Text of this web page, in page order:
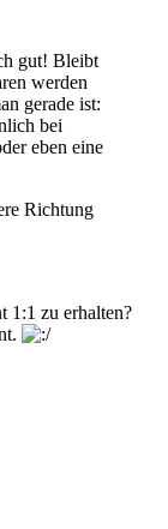
gut! Bleibt
werden
gerade ist:
bei
eben eine
Richtung
1:1 zu erhalten?